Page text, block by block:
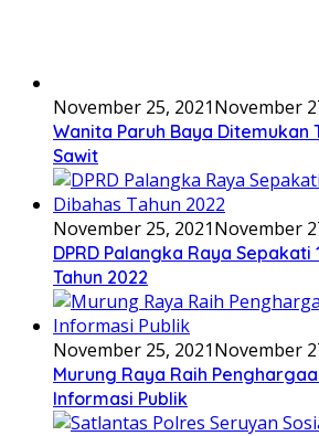
November 24, 2021 November
Satlantas Polres Seruyan
Telabang
November 22, 2021November
Keren! PWI Murung Raya
dengan IKIP Budi Utomo
November 10, 2021November
Terget PAD Murung Raya
Persen